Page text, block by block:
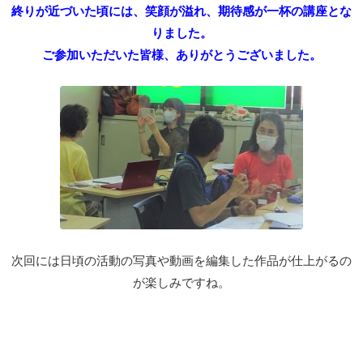
終りが近づいた頃には、笑顔が溢れ、期待感が一杯の講座とな
りました。
ご参加いただいた皆様、ありがとうございました。
次回には日頃の活動の写真や動画を編集した作品が仕上がるの
が楽しみですね。